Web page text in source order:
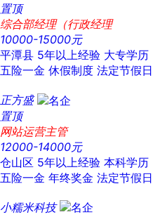
置顶
综合部经理（行政经理
10000-15000元
平潭县 5年以上经验 大专学历
五险一金 休假制度 法定节假日
正方盛
置顶
网站运营主管
12000-14000元
仓山区 5年以上经验 本科学历
五险一金 年终奖金 法定节假日
小糯米科技